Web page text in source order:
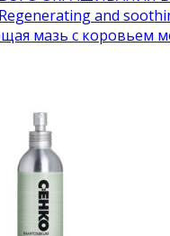
and
мазь с коровьем